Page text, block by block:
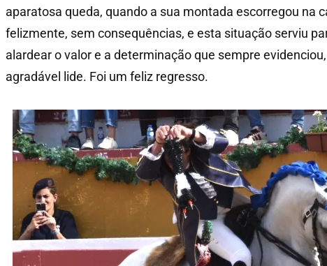
aparatosa queda, quando a sua montada escorregou na
felizmente, sem consequências, e esta situação serviu
alardear o valor e a determinação que sempre
agradável lide. Foi um feliz regresso.